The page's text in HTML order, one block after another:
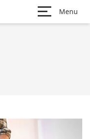
Menu